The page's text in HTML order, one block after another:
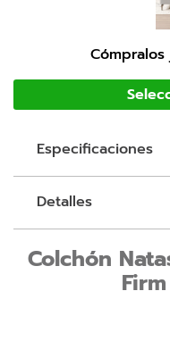
Especificaciones
Detalles
Colchón